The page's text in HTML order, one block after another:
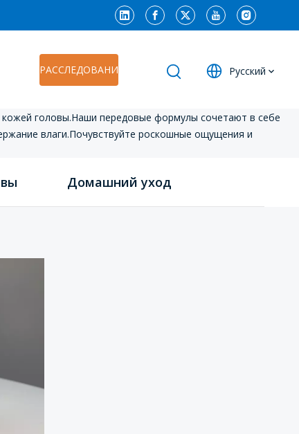
РАССЛЕДОВАНИЕ Pусский
кожей головы.Наши передовые формулы сочетают в себе
влаги.Почувствуйте роскошные ощущения и
Домашний уход